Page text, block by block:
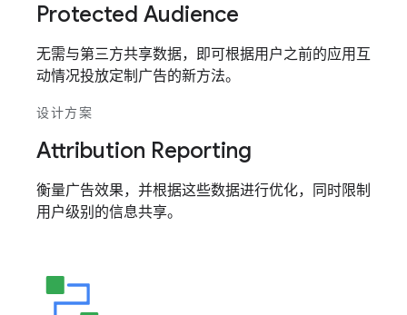
Protected Audience
无需与第三方共享数据，即可根据用户之前的应用互
动情况投放定制广告的新方法。
设计方案
Attribution Reporting
衡量广告效果，并根据这些数据进行优化，同时限制
用户级别的信息共享。